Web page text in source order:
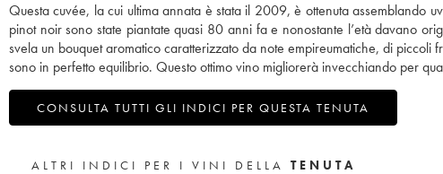
Questa cuvée, la cui ultima annata è stata il 2009, è ottenuta assemblando
pinot noir sono state piantate quasi 80 anni fa e nonostante l’età davano
svela un bouquet aromatico caratterizzato da note empireumatiche, di
sono in perfetto equilibrio. Questo ottimo vino migliorerà invecchiando per
CONSULTA TUTTI GLI INDICI PER QUESTA TENUTA
ALTRI INDICI PER I VINI DELLA TENUTA